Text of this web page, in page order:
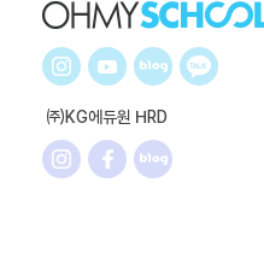
㈜KG에듀원 HRD